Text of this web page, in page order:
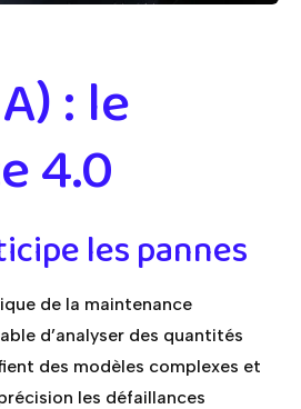
: le
4.0
les pannes
de la maintenance
d’analyser des quantités
des modèles complexes et
les défaillances